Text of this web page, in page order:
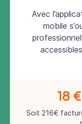
Avec
mobile
18 €
Soit 216€